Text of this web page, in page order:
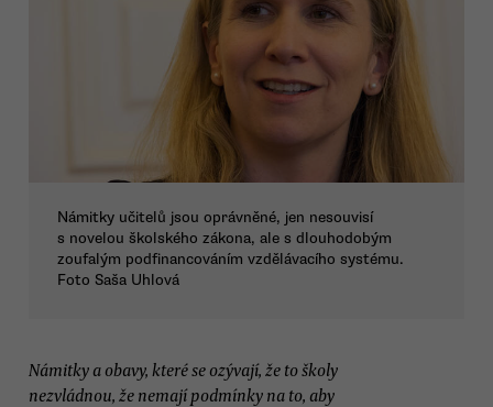
Námitky učitelů jsou oprávněné, jen nesouvisí
s novelou školského zákona, ale s dlouhodobým
zoufalým podfinancováním vzdělávacího systému.
Foto Saša Uhlová
Námitky a obavy, které se ozývají, že to školy
nezvládnou, že nemají podmínky na to, aby